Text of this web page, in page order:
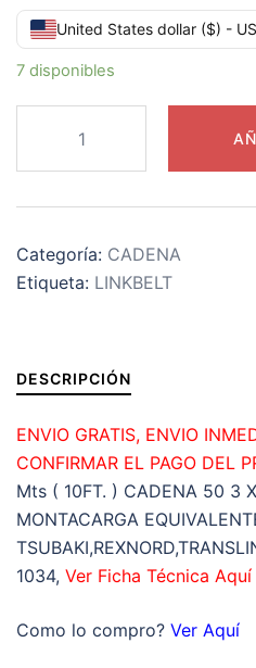
United States dollar ($) -
7 disponibles
CADENA
MONTACARGAS
PASO
3
X
LINK-
BELT
ROLLO
3.05MT.=
(10FT
)
cantidad
Categoría: CADENA
Etiqueta: LINKBELT
DESCRIPCIÓN
ENVIO GRATIS, ENVIO
CONFIRMAR EL PAGO DEL
Mts ( 10FT. ) CADENA 50 3
MONTACARGA
1034, Ver Ficha Técnica Aquí
Como lo compro? Ver Aquí